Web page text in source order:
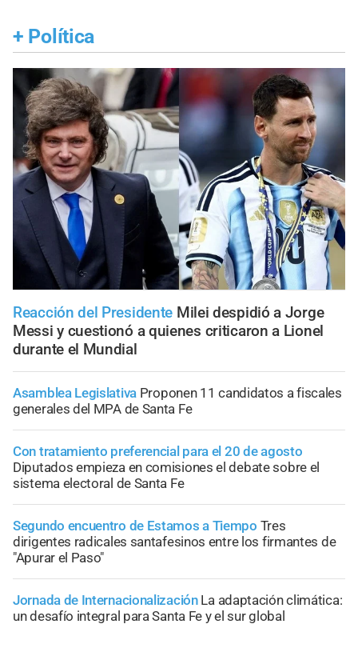
+ Política
Reacción del Presidente Milei despidió a Jorge
Messi y cuestionó a quienes criticaron a Lionel
durante el Mundial
Asamblea Legislativa Proponen 11 candidatos a fiscales
generales del MPA de Santa Fe
Con tratamiento preferencial para el 20 de agosto
Diputados empieza en comisiones el debate sobre el
sistema electoral de Santa Fe
Segundo encuentro de Estamos a Tiempo Tres
dirigentes radicales santafesinos entre los firmantes de
"Apurar el Paso"
Jornada de Internacionalización La adaptación climática:
un desafío integral para Santa Fe y el sur global